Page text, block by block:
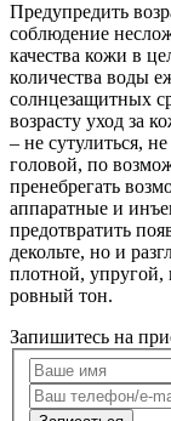
Предупредить
соблюдение
качества кожи в
количества воды
солнцезащитных
возрасту уход за
– не сутулиться,
головой, по
пренебрегать
аппаратные и
предотвратить
декольте, но и
плотной, упругой,
ровный тон.
Запишитесь на